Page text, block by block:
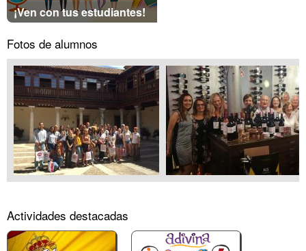
¡Ven con tus estudiantes!
Fotos de alumnos
Actividades destacadas